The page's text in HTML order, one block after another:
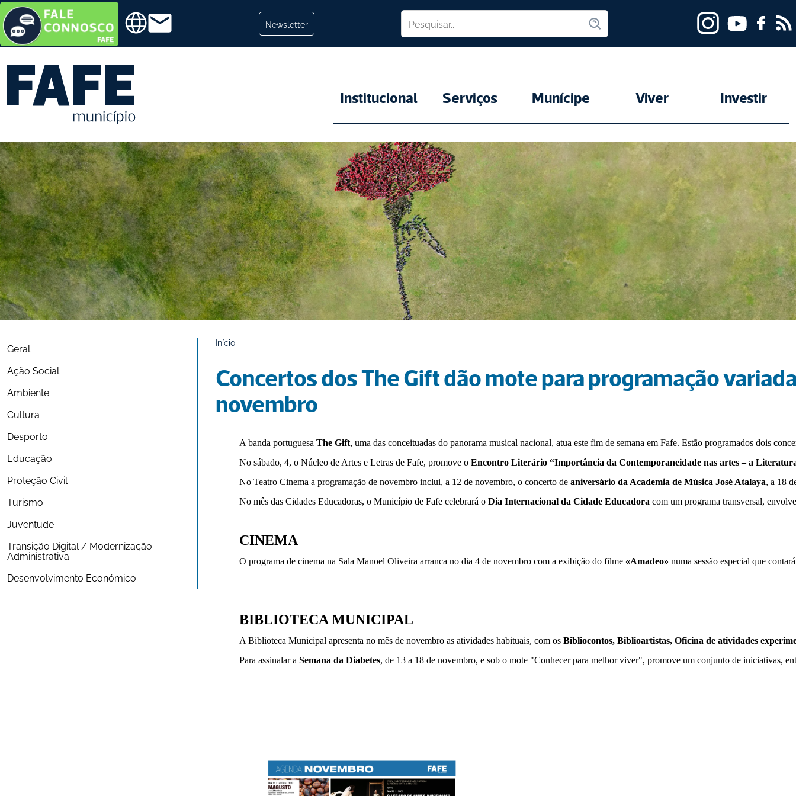
Newsletter
Institucional Serviços Munícipe Viver Investir
Geral
Ação Social
Ambiente
Cultura
Desporto
Educação
Proteção Civil
Turismo
Juventude
Transição Digital / Modernização
Administrativa
Desenvolvimento Económico
Início
Concertos dos The Gift dão mote para programação
novembro
A banda portuguesa The Gift, uma das conceituadas do panorama musical nacional, atua este fim de semana em Fafe. Estão programados dois
No sábado, 4, o Núcleo de Artes e Letras de Fafe, promove o Encontro Literário “Importância da Contemporaneidade nas artes – a
No Teatro Cinema a programação de novembro inclui, a 12 de novembro, o concerto de aniversário da Academia de Música José Atalaya, a 18
No mês das Cidades Educadoras, o Município de Fafe celebrará o Dia Internacional da Cidade Educadora com um programa transversal,
CINEMA
O programa de cinema na Sala Manoel Oliveira arranca no dia 4 de novembro com a exibição do filme «Amadeo» numa sessão especial que
BIBLIOTECA MUNICIPAL
A Biblioteca Municipal apresenta no mês de novembro as atividades habituais, com os Bibliocontos, Biblioartistas, Oficina de atividades
Para assinalar a Semana da Diabetes, de 13 a 18 de novembro, e sob o mote "Conhecer para melhor viver", promove um conjunto de iniciativas,